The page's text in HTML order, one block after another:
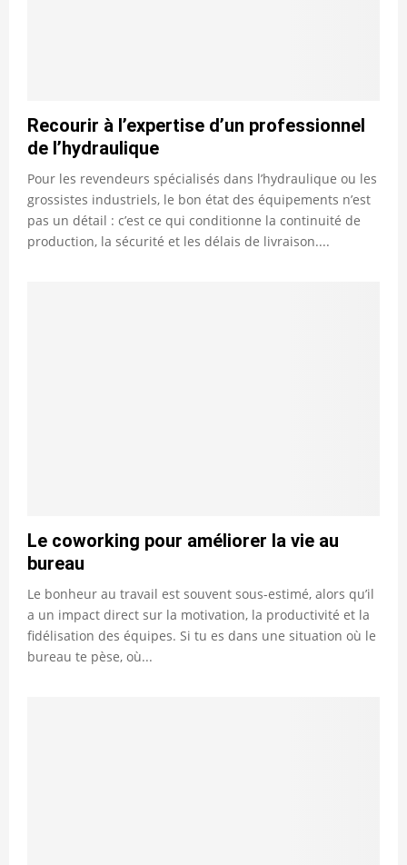
Recourir à l’expertise d’un professionnel
de l’hydraulique
Pour les revendeurs spécialisés dans l’hydraulique ou les
grossistes industriels, le bon état des équipements n’est
pas un détail : c’est ce qui conditionne la continuité de
production, la sécurité et les délais de livraison....
Le coworking pour améliorer la vie au
bureau
Le bonheur au travail est souvent sous-estimé, alors qu’il
a un impact direct sur la motivation, la productivité et la
fidélisation des équipes. Si tu es dans une situation où le
bureau te pèse, où...